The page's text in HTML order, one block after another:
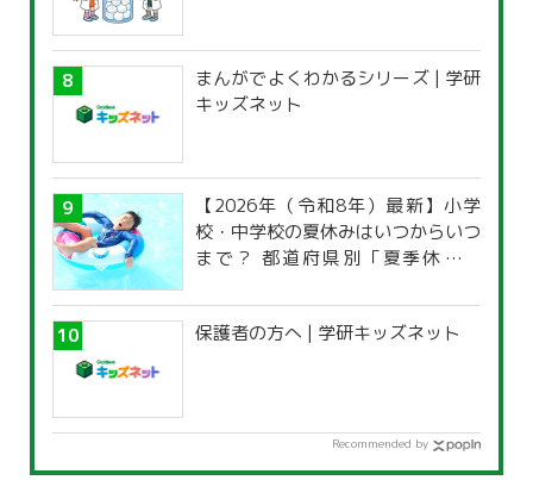
まんがでよくわかるシリーズ | 学研
キッズネット
【2026年（令和8年）最新】小学
校・中学校の夏休みはいつからいつ
まで？ 都道府県別「夏季休暇一
保護者の方へ | 学研キッズネット
Recommended by